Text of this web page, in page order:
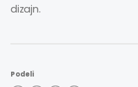
dizajn.
Podeli